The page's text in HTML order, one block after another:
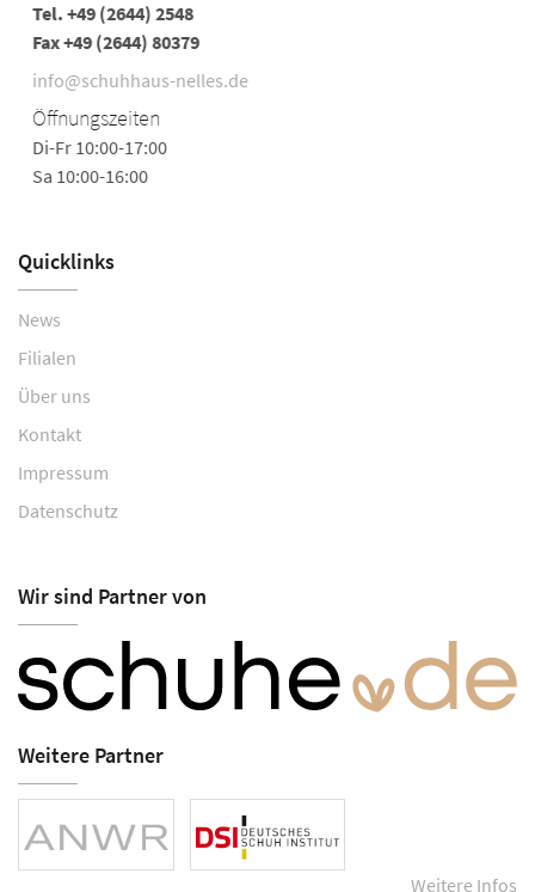
Tel.+49 (2644) 2548
Fax +49 (2644) 80379
info@schuhhaus-nelles.de
Öffnungszeiten
Di-Fr 10:00-17:00
Sa 10:00-16:00
Quicklinks
News
Filialen
Über uns
Kontakt
Impressum
Datenschutz
Wir sind Partner von
Weitere Partner
Weitere Infos